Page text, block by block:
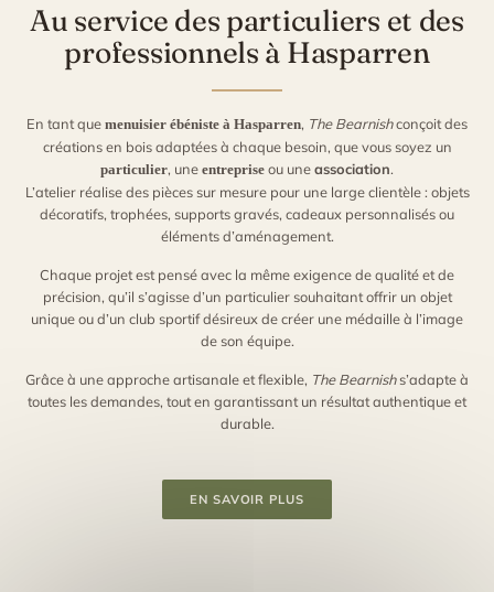
Au service des particuliers et des
professionnels à Hasparren
En tant que menuisier ébéniste à Hasparren, The Bearnishconçoit des
créations en bois adaptées à chaque besoin, que vous soyez un
particulier, une entreprise ou uneassociation.
L’atelier réalise des pièces sur mesure pour une large clientèle : objets
décoratifs, trophées, supports gravés, cadeaux personnalisés ou
éléments d’aménagement.
Chaque projet est pensé avec la même exigence de qualité et de
précision, qu’il s’agisse d’un particulier souhaitant offrir un objet
unique ou d’un club sportif désireux de créer une médaille à l’image
de son équipe.
Grâce à une approche artisanale et flexible, The Bearnishs’adapte à
toutes les demandes, tout en garantissant un résultat authentique et
durable.
EN SAVOIR PLUS